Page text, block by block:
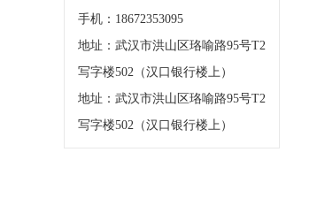
手机：18672353095
地址：武汉市洪山区珞喻路95号T2
写字楼502（汉口银行楼上）
地址：武汉市洪山区珞喻路95号T2
写字楼502（汉口银行楼上）